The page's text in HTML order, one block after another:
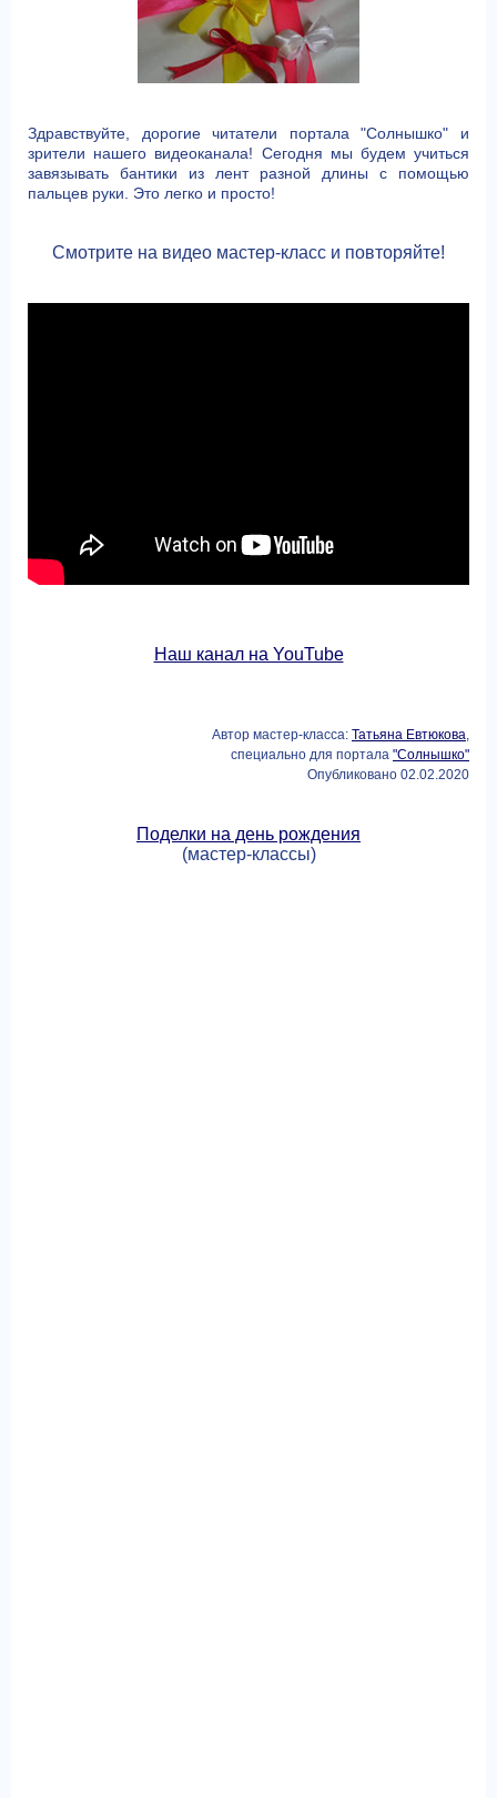
Здравствуйте, дорогие читатели портала "Солнышко" и
зрители нашего видеоканала! Сегодня мы будем учиться
завязывать бантики из лент разной длины с помощью
пальцев руки. Это легко и просто!
Смотрите на видео мастер-класс и повторяйте!
Наш канал на YouTube
Автор мастер-класса: Татьяна Евтюкова,
специально для портала "Солнышко"
Опубликовано 02.02.2020
Поделки на день рождения
(мастер-классы)